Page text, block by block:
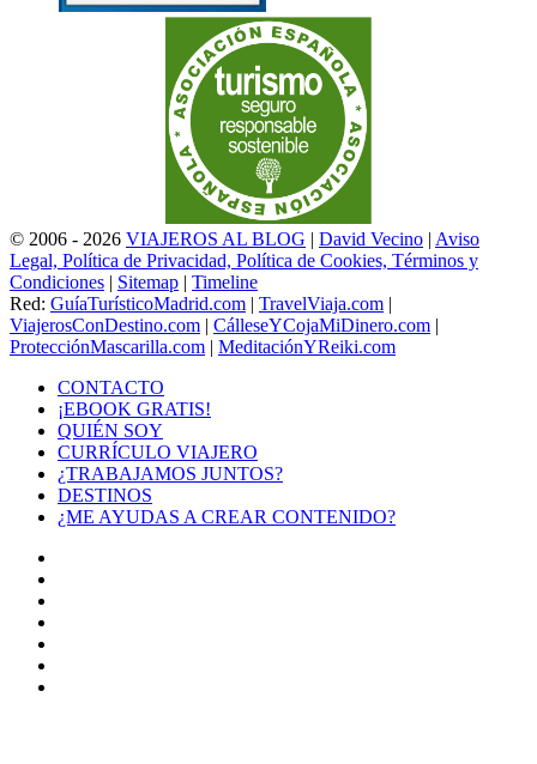
© 2006 - 2026 VIAJEROS AL BLOG | David Vecino | Aviso
Legal, Política de Privacidad, Política de Cookies, Términos y
Condiciones | Sitemap | Timeline
Red: GuíaTurísticoMadrid.com | TravelViaja.com |
ViajerosConDestino.com | CálleseYCojaMiDinero.com |
ProtecciónMascarilla.com | MeditaciónYReiki.com
CONTACTO
¡EBOOK GRATIS!
QUIÉN SOY
CURRÍCULO VIAJERO
¿TRABAJAMOS JUNTOS?
DESTINOS
¿ME AYUDAS A CREAR CONTENIDO?